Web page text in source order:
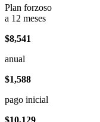
Plan forzoso
a 12 meses
$8,541
anual
$1,588
pago inicial
$10,129